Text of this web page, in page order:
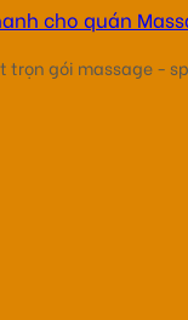
cho quán
trọn gói massage -